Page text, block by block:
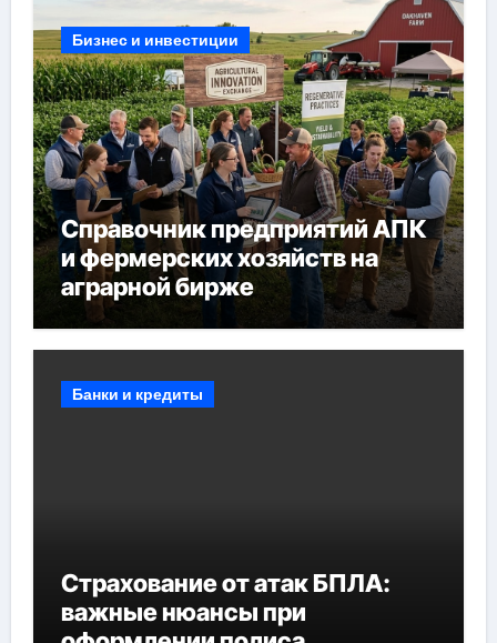
Бизнес и инвестиции
Справочник предприятий АПК
и фермерских хозяйств на
аграрной бирже
Банки и кредиты
Страхование от атак БПЛА:
важные нюансы при